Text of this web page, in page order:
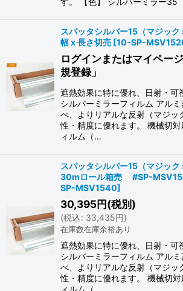
スパッタシルバー15（マジッ
幅 x 長さ切売 [10-SP-
ログインまたはマイペー
規登録」
遮熱効果に特に優れ、日射・可
シルバーミラーフィルム アル
べ、よりリアルな反射（マジッ
性・精度に優れます。 機械切
ィルム（…
スパッタシルバー15（マジッ
30mロール箱売 #SP-
SP-MSV1540]
30,395円(税別)
(税込: 33,435円)
在庫数在庫余裕あり
遮熱効果に特に優れ、日射・可
シルバーミラーフィルム アル
べ、よりリアルな反射（マジッ
性・精度に優れます。 機械切
ィルム（…